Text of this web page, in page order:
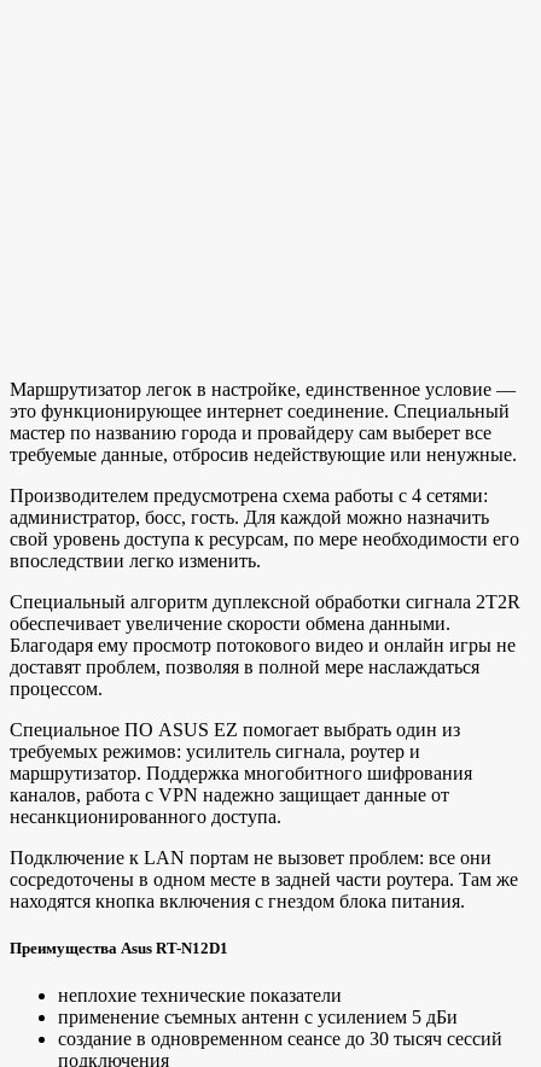
Маршрутизатор легок в настройке, единственное условие —
это функционирующее интернет соединение. Специальный
мастер по названию города и провайдеру сам выберет все
требуемые данные, отбросив недействующие или ненужные.
Производителем предусмотрена схема работы с 4 сетями:
администратор, босс, гость. Для каждой можно назначить
свой уровень доступа к ресурсам, по мере необходимости его
впоследствии легко изменить.
Специальный алгоритм дуплексной обработки сигнала 2T2R
обеспечивает увеличение скорости обмена данными.
Благодаря ему просмотр потокового видео и онлайн игры не
доставят проблем, позволяя в полной мере наслаждаться
процессом.
Специальное ПО ASUS EZ помогает выбрать один из
требуемых режимов: усилитель сигнала, роутер и
маршрутизатор. Поддержка многобитного шифрования
каналов, работа с VPN надежно защищает данные от
несанкционированного доступа.
Подключение к LAN портам не вызовет проблем: все они
сосредоточены в одном месте в задней части роутера. Там же
находятся кнопка включения с гнездом блока питания.
Преимущества Asus RT-N12D1
неплохие технические показатели
применение съемных антенн с усилением 5 дБи
создание в одновременном сеансе до 30 тысяч сессий
подключения